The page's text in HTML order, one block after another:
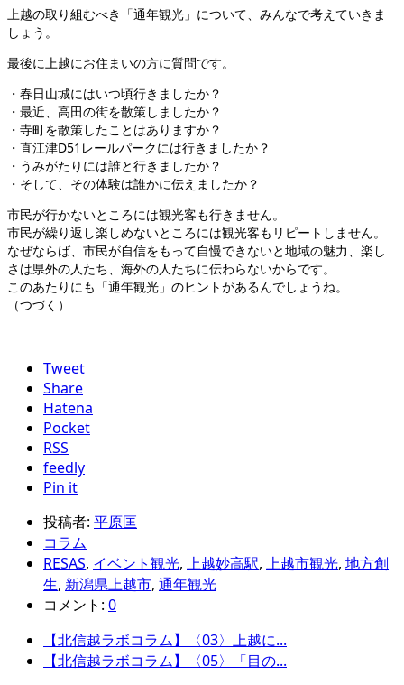
上越の取り組むべき「通年観光」について、みんなで考えていきま
しょう。
最後に上越にお住まいの方に質問です。
・春日山城にはいつ頃行きましたか？
・最近、高田の街を散策しましたか？
・寺町を散策したことはありますか？
・直江津D51レールパークには行きましたか？
・うみがたりには誰と行きましたか？
・そして、その体験は誰かに伝えましたか？
市民が行かないところには観光客も行きません。
市民が繰り返し楽しめないところには観光客もリピートしません。
なぜならば、市民が自信をもって自慢できないと地域の魅力、楽し
さは県外の人たち、海外の人たちに伝わらないからです。
このあたりにも「通年観光」のヒントがあるんでしょうね。
（つづく）
Tweet
Share
Hatena
Pocket
RSS
feedly
Pin it
投稿者: 平原匡
コラム
RESAS, イベント観光, 上越妙高駅, 上越市観光, 地方創
生, 新潟県上越市, 通年観光
コメント: 0
【北信越ラボコラム】〈03〉上越に...
【北信越ラボコラム】〈05〉「目の...